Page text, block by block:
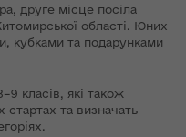
друге місце посіла
області. Юних
кубками та подарунками
класів, які також
стартах та визначать